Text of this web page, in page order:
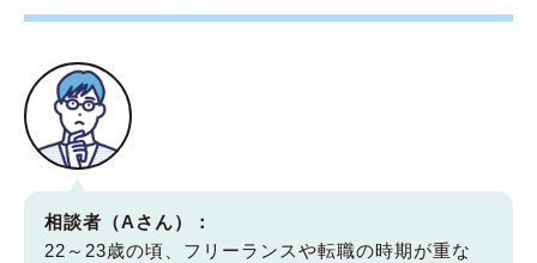
相談者（Aさん）：
22～23歳の頃、フリーランスや転職の時期が重な